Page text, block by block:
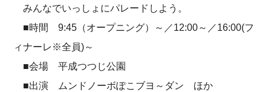
みんなでいっしょにパレードしよう。
■時間 9:45（オープニング）～／12:00～／16:00(フ
ィナーレ※全員)～
■会場 平成つつじ公園
■出演 ムンドノーボぽこブヨ～ダン ほか